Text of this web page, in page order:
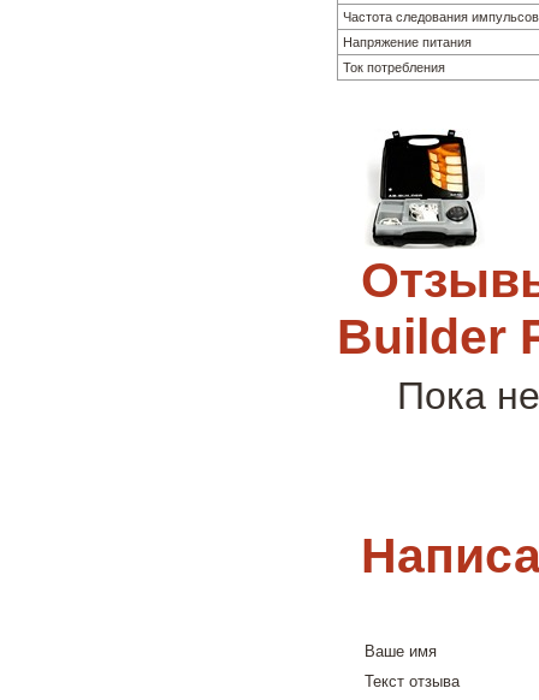
Частота следования импульсов
Напряжение питания
Ток потребления
Builder
Пока
Ваше имя
Текст отзыва